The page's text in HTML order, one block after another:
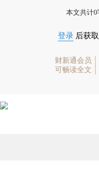
本文共计0
登录 后获
财新通会员
可畅读全文